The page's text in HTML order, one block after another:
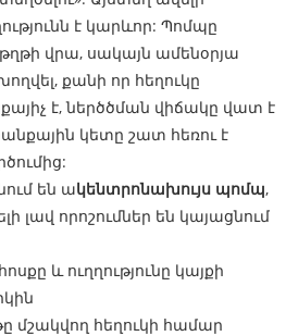
է կարևոր: Պոմպը
վրա, սակայն ամենօրյա
քանի որ հեղուկը
է, ներծծման վիճակը վատ է
կետը շատ հեռու է
են ակենտրոնախույս պոմպ,
լավ որոշումներ են կայացնում
և ուղղությունը կայքի
մշակվող հեղուկի համար